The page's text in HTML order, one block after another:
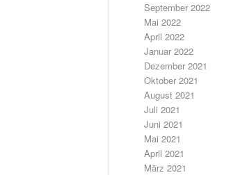
September 2022
Mai 2022
April 2022
Januar 2022
Dezember 2021
Oktober 2021
August 2021
Juli 2021
Juni 2021
Mai 2021
April 2021
März 2021